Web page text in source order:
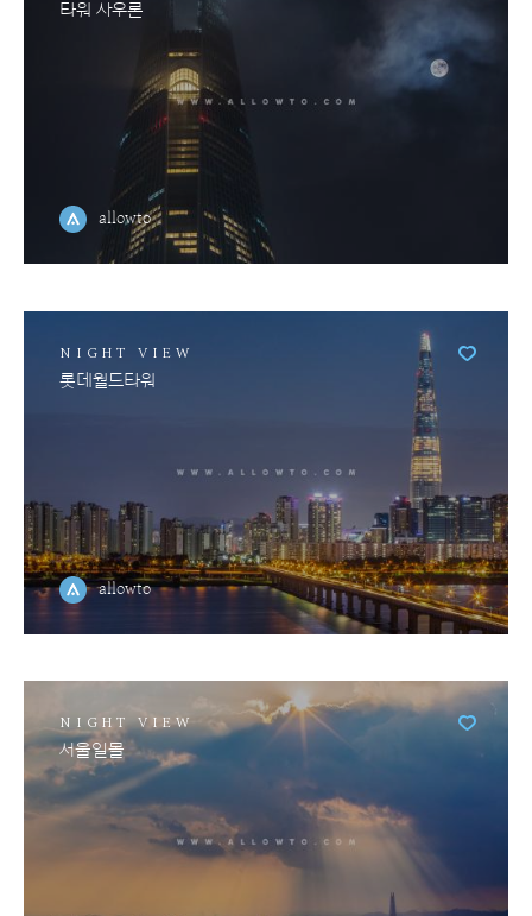
타워 사우론
allowto
NIGHT VIEW
롯데월드타워
allowto
NIGHT VIEW
서울일몰